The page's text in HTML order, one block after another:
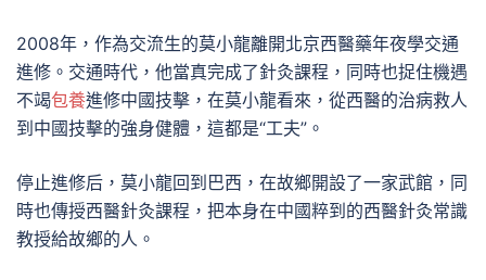
2008年，作為交流生的莫小龍離開北京西醫藥年夜學交通
進修。交通時代，他當真完成了針灸課程，同時也捉住機遇
不竭包養進修中國技擊，在莫小龍看來，從西醫的治病救人
到中國技擊的強身健體，這都是“工夫”。
停止進修后，莫小龍回到巴西，在故鄉開設了一家武館，同
時也傳授西醫針灸課程，把本身在中國粹到的西醫針灸常識
教授給故鄉的人。